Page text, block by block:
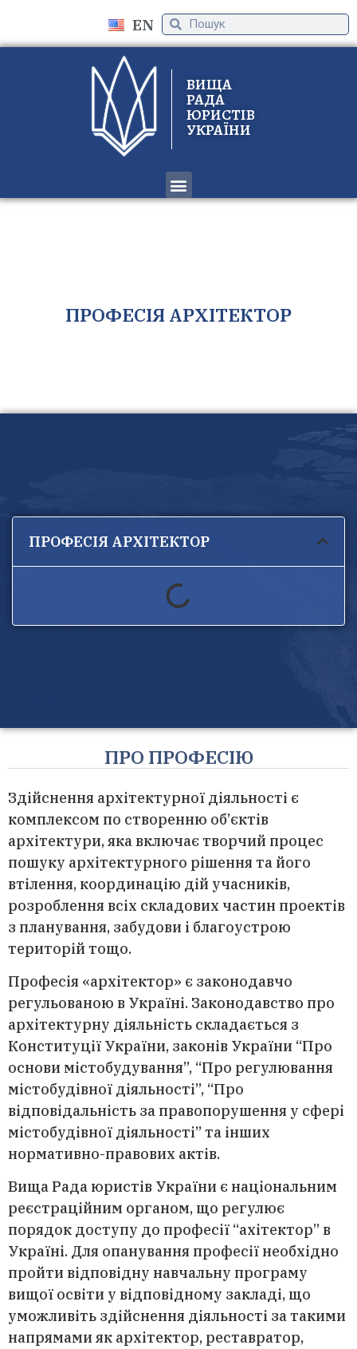
EN
ВИЩА
РАДА
ЮРИСТІВ
УКРАЇНИ
ПРОФЕСІЯ АРХІТЕКТОР
ПРОФЕСІЯ АРХІТЕКТОР
ПРО ПРОФЕСІЮ
Здійснення архітектурної діяльності є
комплексом по створенню об’єктів
архітектури, яка включає творчий процес
пошуку архітектурного рішення та його
втілення, координацію дій учасників,
розроблення всіх складових частин проектів
з планування, забудови і благоустрою
територій тощо.
Професія «архітектор» є законодавчо
регульованою в Україні. Законодавство про
архітектурну діяльність складається з
Конституції України, законів України “Про
основи містобудування”, “Про регулювання
містобудівної діяльності”, “Про
відповідальність за правопорушення у сфері
містобудівної діяльності” та інших
нормативно-правових актів.
Вища Рада юристів України є національним
реєстраційним органом, що регулює
порядок доступу до професії “ахітектор” в
Україні. Для опанування професії необхідно
пройти відповідну навчальну програму
вищої освіти у відповідному закладі, що
уможливіть здійснення діяльності за такими
напрямами як архітектор, реставратор,